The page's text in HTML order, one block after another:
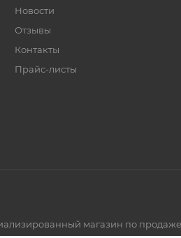
Новости
Отзывы
Контакты
Прайс-листы
магазин по